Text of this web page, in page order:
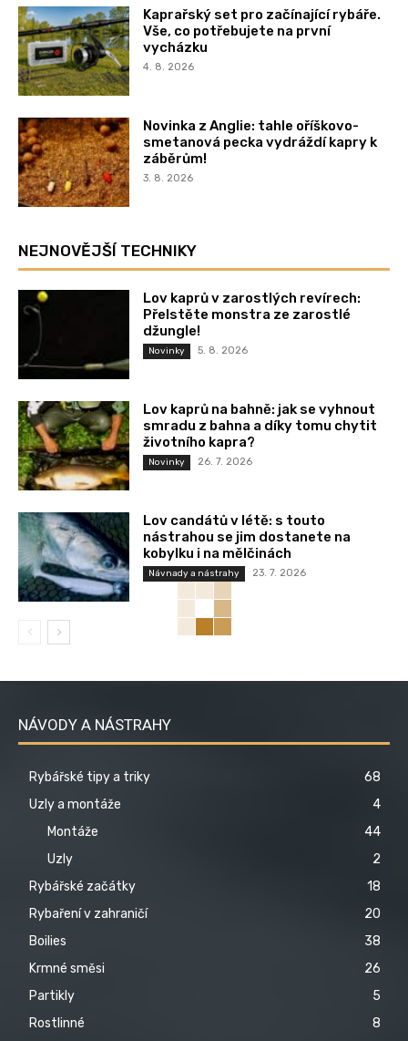
Kaprařský set pro začínající rybáře.
Vše, co potřebujete na první
vycházku
4. 8. 2026
Novinka z Anglie: tahle oříškovo-
smetanová pecka vydráždí kapry k
záběrům!
3. 8. 2026
NEJNOVĚJŠÍ TECHNIKY
Lov kaprů v zarostlých revírech:
Přelstěte monstra ze zarostlé
džungle!
Novinky 5. 8. 2026
Lov kaprů na bahně: jak se vyhnout
smradu z bahna a díky tomu chytit
životního kapra?
Novinky 26. 7. 2026
Lov candátů v létě: s touto
nástrahou se jim dostanete na
kobylku i na mělčinách
Návnady a nástrahy 23. 7. 2026
NÁVODY A NÁSTRAHY
Rybářské tipy a triky
68
Uzly a montáže
4
Montáže
44
Uzly
2
Rybářské začátky
18
Rybaření v zahraničí
20
Boilies
38
Krmné směsi
26
Partikly
5
Rostlinné
8